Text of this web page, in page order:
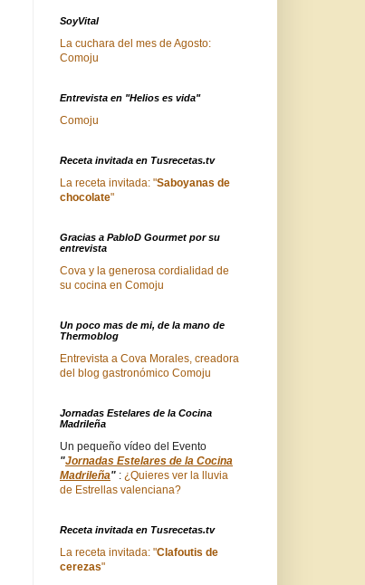
SoyVital
La cuchara del mes de Agosto:
Comoju
Entrevista en "Helios es vida"
Comoju
Receta invitada en Tusrecetas.tv
La receta invitada: "Saboyanas de
chocolate"
Gracias a PabloD Gourmet por su
entrevista
Cova y la generosa cordialidad de
su cocina en Comoju
Un poco mas de mi, de la mano de
Thermoblog
Entrevista a Cova Morales, creadora
del blog gastronómico Comoju
Jornadas Estelares de la Cocina
Madrileña
Un pequeño vídeo del Evento
"Jornadas Estelares de la Cocina
Madrileña" : ¿Quieres ver la lluvia
de Estrellas valenciana?
Receta invitada en Tusrecetas.tv
La receta invitada: "Clafoutis de
cerezas"